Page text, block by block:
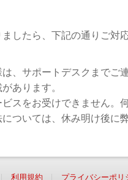
したら、下記の通りご対
、サポートデスクまでご
あります。
スをお受けできません。
ついては、休み明け後に
利用規約 プライバシーポリ